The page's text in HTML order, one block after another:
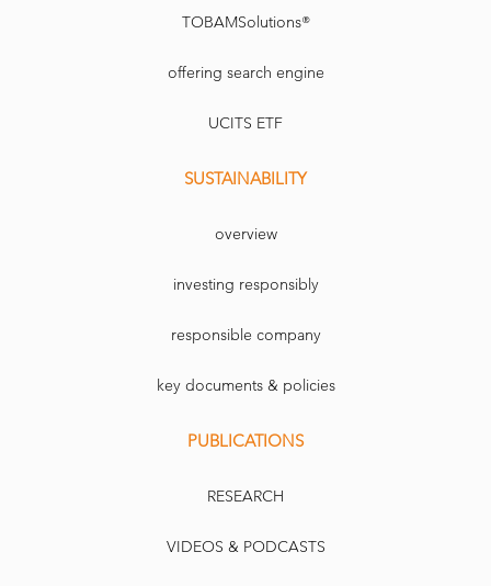
TOBAMSolutions®
offering search engine
UCITS ETF
SUSTAINABILITY
overview
investing responsibly
responsible company
key documents & policies
PUBLICATIONS
RESEARCH
VIDEOS & PODCASTS